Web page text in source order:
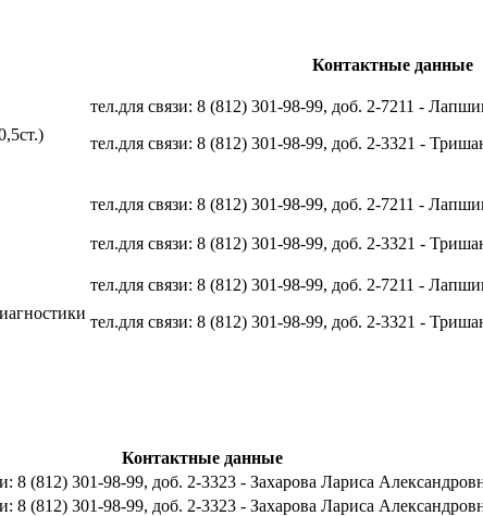
Контактные данные
тел.для связи: 8 (812) 301-98-99, доб. 2-7211 -
тел.для связи: 8 (812) 301-98-99, доб. 2-3321 -
тел.для связи: 8 (812) 301-98-99, доб. 2-7211 -
тел.для связи: 8 (812) 301-98-99, доб. 2-3321 -
тел.для связи: 8 (812) 301-98-99, доб. 2-7211 -
тел.для связи: 8 (812) 301-98-99, доб. 2-3321 -
Контактные данные
8 (812) 301-98-99, доб. 2-3323 - Захарова Лариса
8 (812) 301-98-99, доб. 2-3323 - Захарова Лариса